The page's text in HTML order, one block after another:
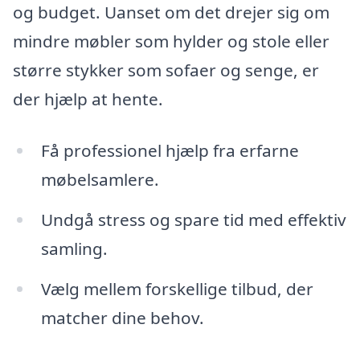
og budget. Uanset om det drejer sig om
mindre møbler som hylder og stole eller
større stykker som sofaer og senge, er
der hjælp at hente.
Få professionel hjælp fra erfarne
møbelsamlere.
Undgå stress og spare tid med effektiv
samling.
Vælg mellem forskellige tilbud, der
matcher dine behov.